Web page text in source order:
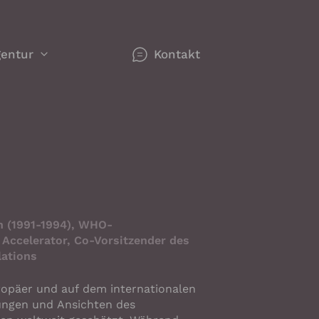
-
sich
Kontakt
1994), WHO-
Co-Vorsitzender des
und auf dem internationalen
und Ansichten des